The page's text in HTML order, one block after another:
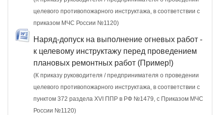
целевого противопожарного инструктажа, в соответствии с
приказом МЧС России №1120)
Наряд-допуск на выполнение огневых работ -
к целевому инструктажу перед проведением
плановых ремонтных работ (Пример!)
(К приказу руководителя / предпринимателя о проведении
целевого противопожарного инструктажа, в соответствии с
пунктом 372 раздела XVI ППР в РФ №1479, c Приказом МЧС
России №1120)